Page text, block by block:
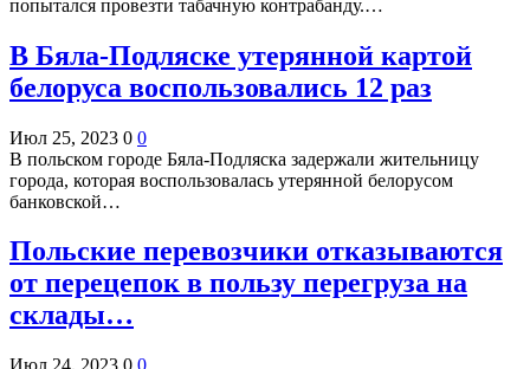
попытался провезти табачную контрабанду.…
В Бяла-Подляске утерянной картой
белоруса воспользовались 12 раз
Июл 25, 2023 0 0
В польском городе Бяла-Подляска задержали жительницу
города, которая воспользовалась утерянной белорусом
банковской…
Польские перевозчики отказываются
от перецепок в пользу перегруза на
склады…